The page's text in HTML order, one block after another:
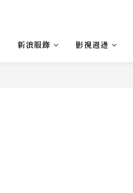
新浪服飾 影視週邊